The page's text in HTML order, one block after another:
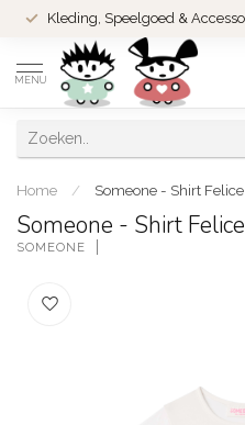
Kleding, Speelgoed &
MENU
Home / Someone - Shirt
Someone - Shirt
SOMEONE